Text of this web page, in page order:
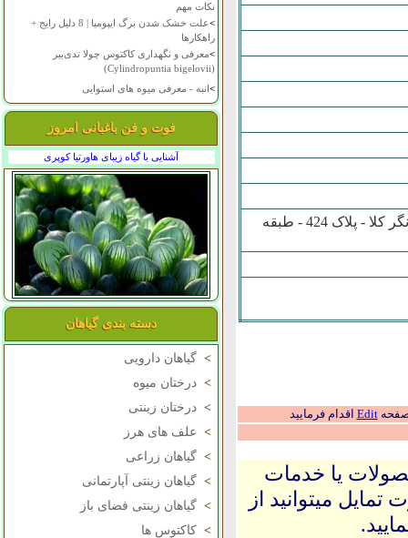
نکات مهم
>
علت خشک شدن برگ ایپومیا | 8 دلیل رایج +
راهکارها
>معرفی و نگهداری کاکتوس چولا تدی‌بیر
(Cylindropuntia bigelovii)
>انبه - معرفی میوه های استوایی
فوت و فن باغبانی امروز
آشنایی با گیاه زیبای هاورتیا کوپری
دسته بندی گیاهان
> گیاهان دارویی
> درختان میوه
> درختان زینتی
> علف های هرز
> گیاهان زراعی
> گیاهان زینتی آپارتمانی
> گیاهان زینتی فضای باز
> کاکتوس ها
کمانگرکلا - روستاي هرازپي جنوبي - ندارد - کوچه صبا 18 - خيابان کمانگر کلا - پلاک 424 - طبقه
صفحهEdit اقدام فرمایید
یا خدمات
میتوانید از